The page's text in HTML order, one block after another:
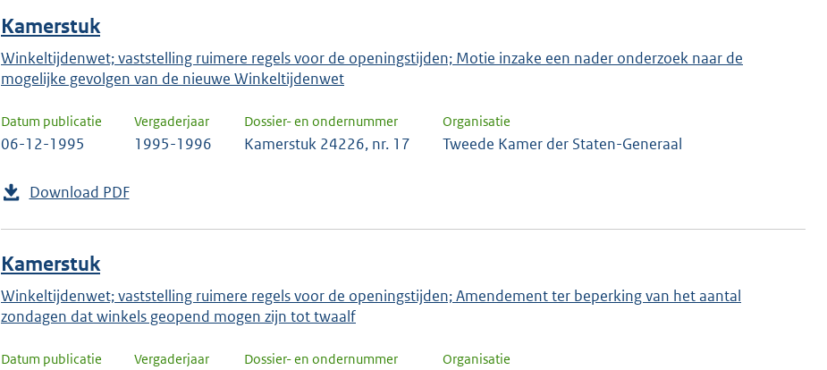
Kamerstuk
Winkeltijdenwet; vaststelling ruimere regels voor de openingstijden; Motie inzake een nader onderzoek naar de
mogelijke gevolgen van de nieuwe Winkeltijdenwet
Datum publicatie
06-12-1995
Vergaderjaar
1995-1996
Dossier- en ondernummer
Kamerstuk 24226, nr. 17
Organisatie
Tweede Kamer der Staten-Generaal
Download PDF
Kamerstuk
Winkeltijdenwet; vaststelling ruimere regels voor de openingstijden; Amendement ter beperking van het aantal
zondagen dat winkels geopend mogen zijn tot twaalf
Datum publicatie Vergaderjaar Dossier- en ondernummer Organisatie